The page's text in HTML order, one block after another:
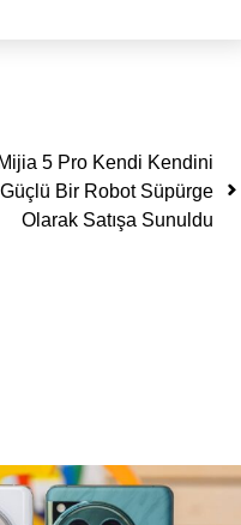
5 Pro Kendi Kendini
Bir Robot Süpürge
Olarak Satışa Sunuldu